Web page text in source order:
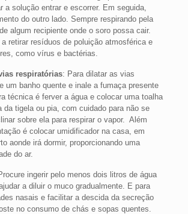
a solução entrar e escorrer. Em seguida,
do outro lado. Sempre respirando pela
algum recipiente onde o soro possa cair.
retirar resíduos de poluição atmosférica e
como vírus e bactérias.
respiratórias: Para dilatar as vias
um banho quente e inale a fumaça presente
técnica é ferver a água e colocar uma toalha
da tigela ou pia, com cuidado para não se
sobre ela para respirar o vapor. Além
é colocar umidificador na casa, em
aonde irá dormir, proporcionando uma
do ar.
ingerir pelo menos dois litros de água
a diluir o muco gradualmente. E para
nasais e facilitar a descida da secreção
no consumo de chás e sopas quentes.